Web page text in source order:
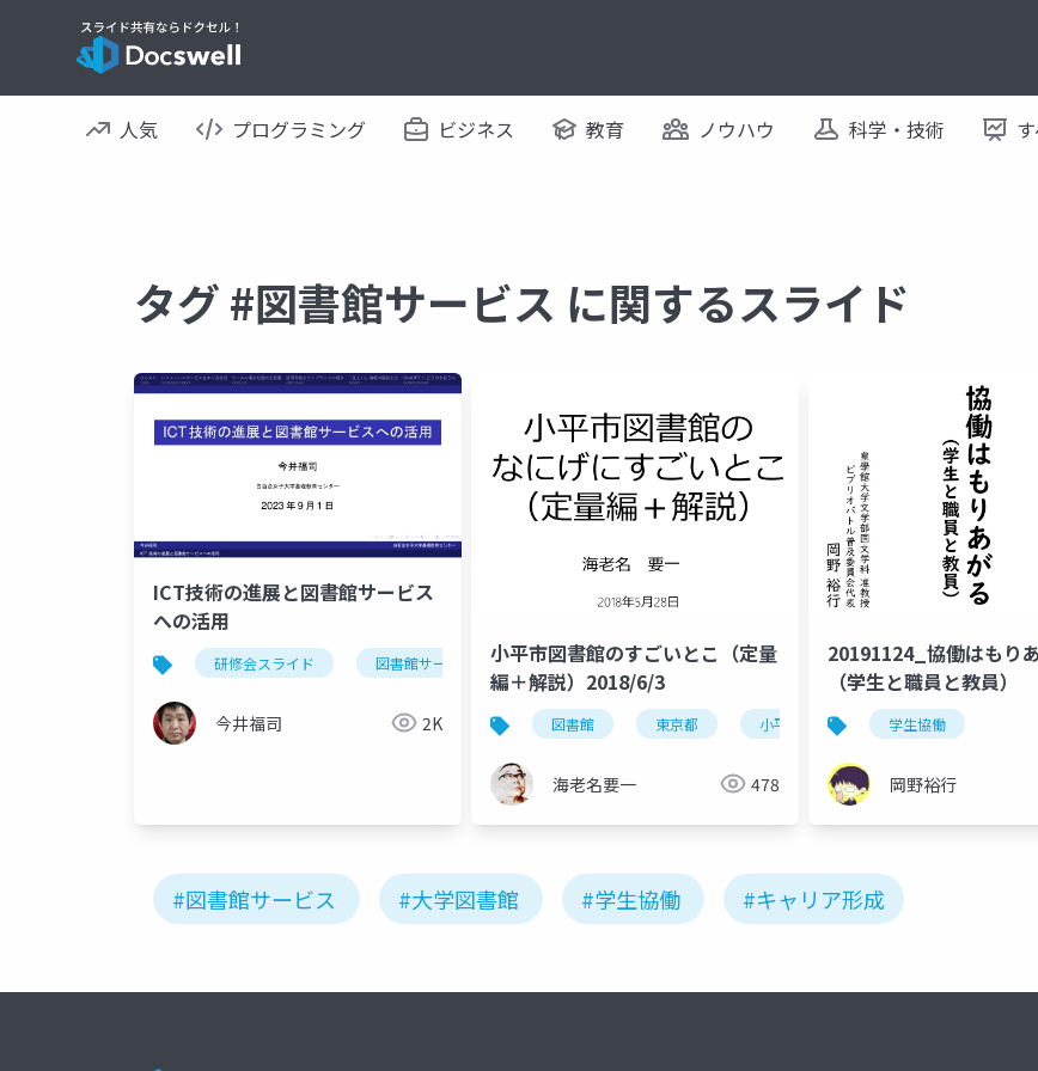
人気 プログラミング ビジネス 教育 ノウハウ 科学・技術
タグ #図書館サービス に関するスライド
ICT技術の進展と図書館サービス
への活用
研修会スライド 図書館サービス ict技術
今井福司 2K
小平市図書館のすごいとこ（定量
編＋解説）2018/6/3
図書館 東京都 小平市 蔵書数
海老名要一 478
20191124_協働はもり
（学生と職員と教員）
学生協働
岡野裕行
#図書館サービス #大学図書館 #学生協働 #キャリア形成